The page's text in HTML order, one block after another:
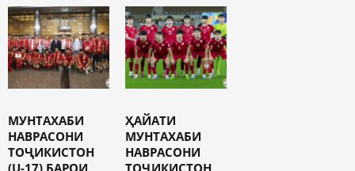
МУНТАХАБИ
НАВРАСОНИ
ТОҶИКИСТОН
ҲАЙАТИ
МУНТАХАБИ
НАВРАСОНИ